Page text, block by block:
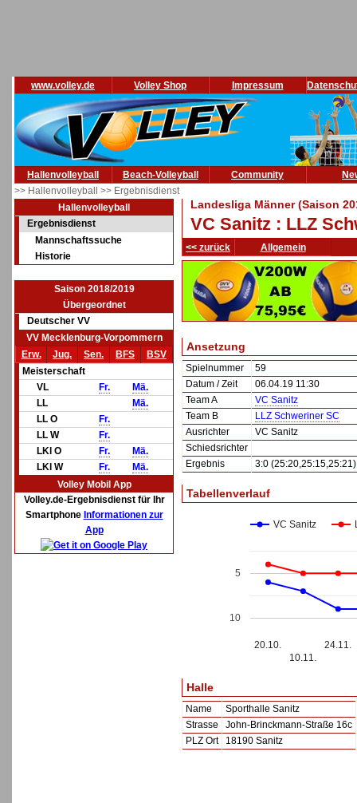
www.volley.de Volley Shop Impressum
Hallenvolleyball Beach-Volleyball Community
>> Hallenvolleyball >> Ergebnisdienst
Hallenvolleyball
Ergebnisdienst
Mannschaftssuche
Historie
Saison 2018/2019
Übergeordnet
Deutscher VV
VV Mecklenburg-Vorpommern
Erw.
Jug. Sen. BFS
BSV
Meisterschaft
VL
Fr.
Mä.
LL
Mä.
LL O
Fr.
LL W
Fr.
LKl O
Fr.
Mä.
LKl W
Fr.
Mä.
Volley Mobil App
Volley.de-Ergebnisdienst für Ihr
Smartphone Informationen zur
App
Landesliga Männer (Saison
VC Sanitz : LLZ
<< zurück Allgemein
Ansetzung
Spielnummer
59
Datum / Zeit
06.04.19 11:30
Team A
VC Sanitz
Team B
LLZ Schweriner SC
Ausrichter
VC Sanitz
Schiedsrichter
Ergebnis
3:0 (25:20,25:15,25:21)
Tabellenverlauf
VC Sanitz
20.10.
10.11.
24.11.
5
10
Halle
Name
Sporthalle Sanitz
Strasse
John-Brinckmann-Straße 16c
PLZ Ort
18190 Sanitz